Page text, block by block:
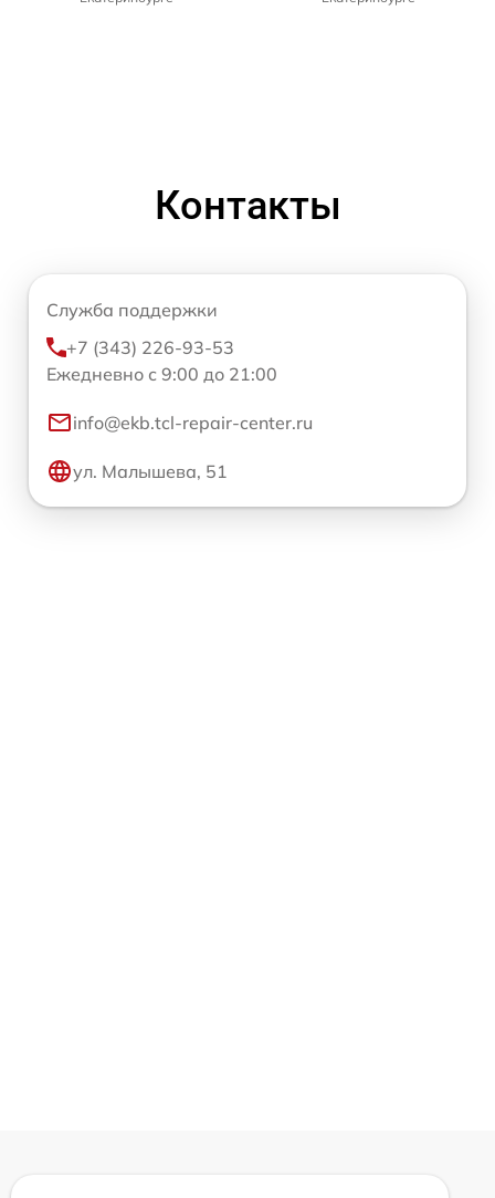
Контакты
Служба поддержки
+7 (343) 226-93-53
Ежедневно с 9:00 до 21:00
info@ekb.tcl-repair-center.ru
ул. Малышева, 51